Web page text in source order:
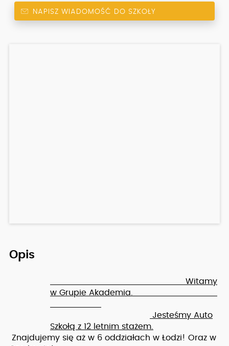
NAPISZ WIADOMOŚĆ DO SZKOŁY
Opis
Witamy
w Grupie Akademia.
Jesteśmy Auto
Szkołą z 12 letnim stażem.
Znajdujemy się aż w 6 oddziałach w Łodzi! Oraz w